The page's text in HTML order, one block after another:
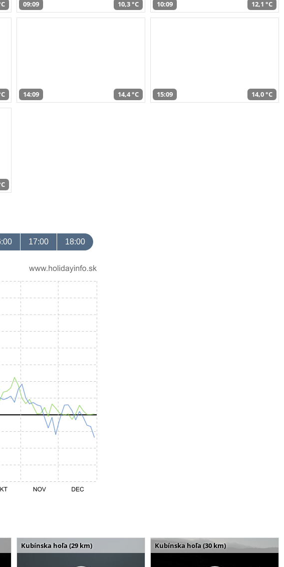
09:09 10,3 °C 10:09 12,1 °C
14:09 14,4 °C 15:09 14,0 °C
17:00 18:00
Kubínska hoľa (29 km) Kubínska hoľa (30 km)